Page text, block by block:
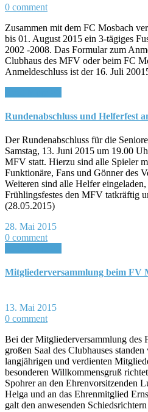
0 comment
Zusammen mit dem FC Mosbach
bis 01. August 2015 ein 3-tägiges
2002 -2008. Das Formular zum
Clubhaus des MFV oder beim FC
Anmeldeschluss ist der 16. Juli
Rundenabschluss und Helferfest
Der Rundenabschluss für die
Samstag, 13. Juni 2015 um 19.00
MFV statt. Hierzu sind alle Spieler
Funktionäre, Fans und Gönner des
Weiteren sind alle Helfer
Frühlingsfestes den MFV tatkräftig
(28.05.2015)
28. Mai 2015
0 comment
Mitgliederversammlung beim FV
13. Mai 2015
0 comment
Bei der Mitgliederversammlung des
großen Saal des Clubhauses
langjährigen und verdienten
besonderen Willkommensgruß
Spohrer an den Ehrenvorsitzenden
Helga und an das Ehrenmitglied
galt den anwesenden